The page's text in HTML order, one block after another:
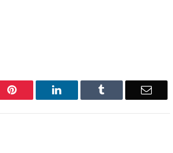
Pinterest LinkedIn Email